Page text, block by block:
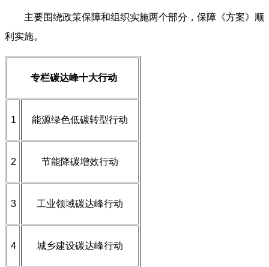
主要围绕政策保障和组织实施两个部分，保障《方案》顺
利实施。
专栏碳达峰十大行动
1 能源绿色低碳转型行动
2 节能降碳增效行动
3 工业领域碳达峰行动
4 城乡建设碳达峰行动